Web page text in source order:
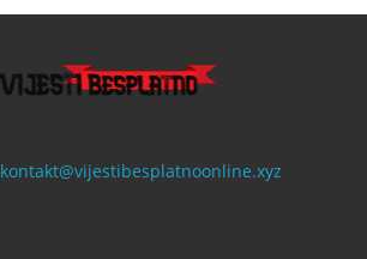
kontakt@vijestibesplatnoonline.xyz